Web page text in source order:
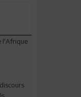
l'Afrique